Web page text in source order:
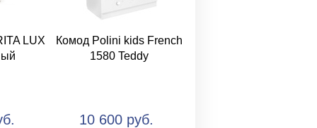
LUX
Комод Polini kids French
1580 Teddy
10 600 руб.